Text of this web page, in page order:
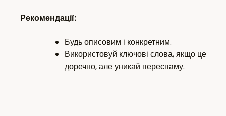
Рекомендації:
Будь описовим і конкретним.
Використовуй ключові слова, якщо це
доречно, але уникай переспаму.